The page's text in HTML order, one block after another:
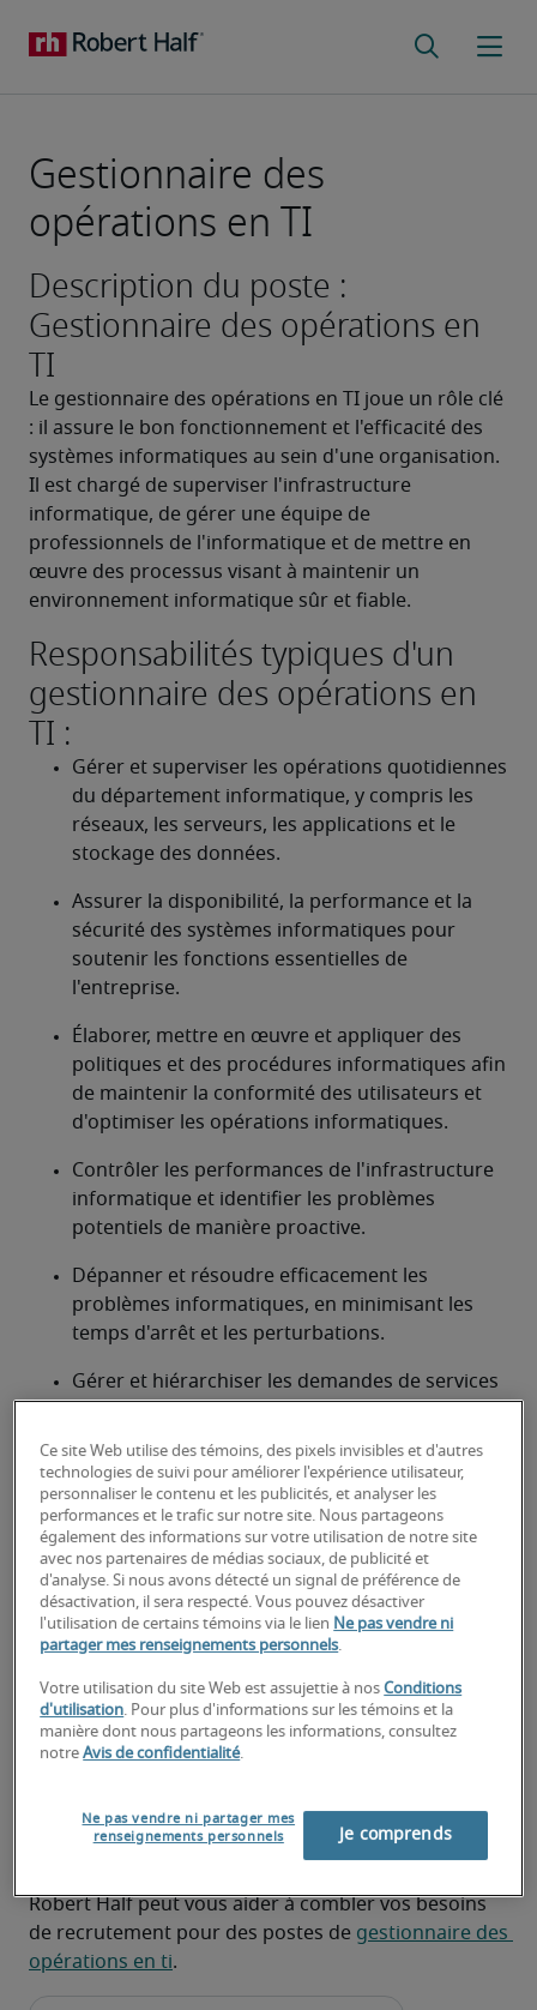
Gestionnaire des
opérations en TI
Description du poste :
Gestionnaire des opérations en
TI
Le gestionnaire des opérations en TI joue un rôle clé
: il assure le bon fonctionnement et l'efficacité des
systèmes informatiques au sein d'une organisation.
Il est chargé de superviser l'infrastructure
informatique, de gérer une équipe de
professionnels de l'informatique et de mettre en
œuvre des processus visant à maintenir un
environnement informatique sûr et fiable.
Responsabilités typiques d'un
gestionnaire des opérations en
TI :
Gérer et superviser les opérations quotidiennes
du département informatique, y compris les
réseaux, les serveurs, les applications et le
stockage des données.
Assurer la disponibilité, la performance et la
sécurité des systèmes informatiques pour
soutenir les fonctions essentielles de
l'entreprise.
Élaborer, mettre en œuvre et appliquer des
politiques et des procédures informatiques afin
de maintenir la conformité des utilisateurs et
d'optimiser les opérations informatiques.
Contrôler les performances de l'infrastructure
informatique et identifier les problèmes
potentiels de manière proactive.
Dépanner et résoudre efficacement les
problèmes informatiques, en minimisant les
temps d'arrêt et les perturbations.
Gérer et hiérarchiser les demandes de services
Gérer efficacement les budgets et les
ressources informatiques.
Participer à la planification de la reprise après
sinistre et assurer la continuité des activités en
cas de panne.
À la recherche d'un gestionnaire
des opérations en TI ou d'un
poste de gestionnaire des
Téléchargez votre CV ou faites une demande de
et un de nos recruteurs spécialisés vous
Robert Half peut vous aider à combler vos besoins
de recrutement pour des postes de gestionnaire des
opérations en ti.
Ce site Web utilise des témoins, des pixels invisibles et d'autres
technologies de suivi pour améliorer l'expérience utilisateur,
personnaliser le contenu et les publicités, et analyser les
performances et le trafic sur notre site. Nous partageons
également des informations sur votre utilisation de notre site
avec nos partenaires de médias sociaux, de publicité et
d'analyse. Si nous avons détecté un signal de préférence de
désactivation, il sera respecté. Vous pouvez désactiver
l'utilisation de certains témoins via le lien Ne pas vendre ni
partager mes renseignements personnels.
Votre utilisation du site Web est assujettie à nosConditions
d'utilisation. Pour plus d'informations sur les témoins et la
manière dont nous partageons les informations, consultez
notreAvis de confidentialité.
Ne pas vendre ni partager mes
renseignements personnels
Je comprends